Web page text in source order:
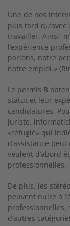
Une de nos
plus tard
travailler. Ainsi,
l’expérience
parlons, notre
notre emploi.»
Le permis B
statut et leur
candidatures.
juriste,
«réfugié» qui
d’assistance
veulent d’abord
professionnelles.
De plus, les
peuvent nuire à
professionnelles,
d’autres